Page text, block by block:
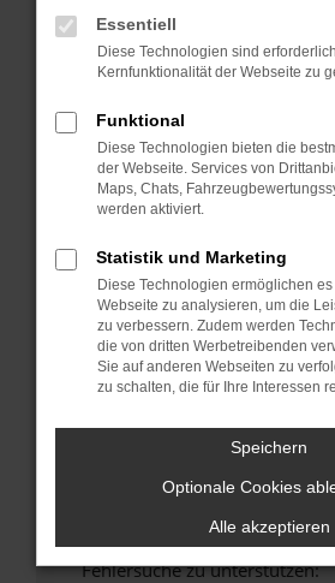
Manche Erweiterungen, wie
können das Laden bestimmter
verhindern. Funktioniert die
Fenster?
Starte dein Gerät neu.
Das kann manchmal helfen,
Probleme zu beheben.
Betriebssystem auf dem
sind.
Veraltete Software birgt nicht
Sicherheitsrisiko, sondern
führen, dass bestimmte
unterstützt werden.
Wende dich an den
Wenn du alle oben genannten
hast, kontaktiere uns bitte. Wir
versuchen, das Problem zu
uns diesen Text schicken, um
Fehlersuche zu unterstützen:
Essentiell
Diese Technologien sind
Kernfunktionalität der Webseite zu
Funktional
Diese Technologien bieten die
der Webseite. Services von
Maps, Chats,
werden aktiviert.
Statistik und Marketing
Diese Technologien ermöglichen
Webseite zu analysieren, um die
zu verbessern. Zudem werden
die von dritten Werbetreibenden
Sie auf anderen Webseiten zu
zu schalten, die für Ihre Interessen
Speichern
Optionale Cookies
Alle akzeptieren